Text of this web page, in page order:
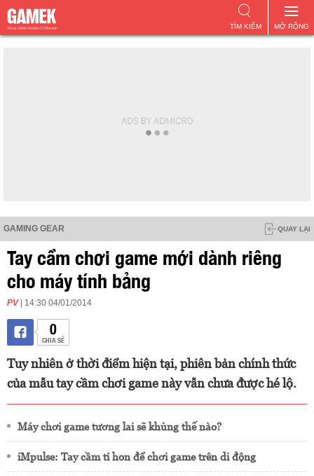
MỞ RỘNG
TÌM KIẾM
GAMING GEAR QUAY LẠI
Tay cầm chơi game mới dành riêng
cho máy tính bảng
PV | 14:30 04/01/2014
0
CHIA SẺ
Tuy nhiên ở thời điểm hiện tại, phiên bản chính thức
của mẫu tay cầm chơi game này vẫn chưa được hé lộ.
Máy chơi game tương lai sẽ khủng thế nào?
iMpulse: Tay cầm tí hon để chơi game trên di động